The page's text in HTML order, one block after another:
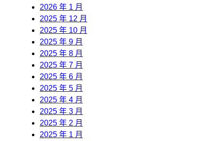
2026 年 1 月
2025 年 12 月
2025 年 10 月
2025 年 9 月
2025 年 8 月
2025 年 7 月
2025 年 6 月
2025 年 5 月
2025 年 4 月
2025 年 3 月
2025 年 2 月
2025 年 1 月